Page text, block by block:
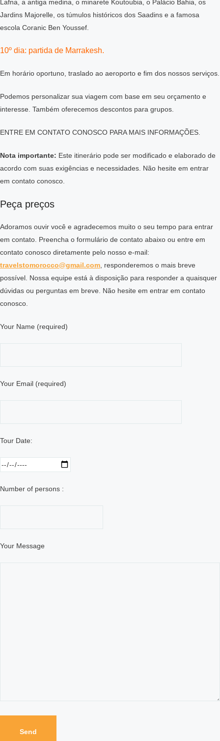
Lafna, a antiga medina, o minarete Koutoubia, o Palácio Bahia, os
Jardins Majorelle, os túmulos históricos dos Saadins e a famosa
escola Coranic Ben Youssef.
10º dia: partida de Marrakesh.
Em horário oportuno, traslado ao aeroporto e fim dos nossos serviços.
Podemos personalizar sua viagem com base em seu orçamento e
interesse. Também oferecemos descontos para grupos.
ENTRE EM CONTATO CONOSCO PARA MAIS INFORMAÇÕES.
Nota importante: Este itinerário pode ser modificado e elaborado de
acordo com suas exigências e necessidades. Não hesite em entrar
em contato conosco.
Peça preços
Adoramos ouvir você e agradecemos muito o seu tempo para entrar
em contato. Preencha o formulário de contato abaixo ou entre em
contato conosco diretamente pelo nosso e-mail:
travelstomorocco@gmail.com , responderemos o mais breve
possível. Nossa equipe está à disposição para responder a quaisquer
dúvidas ou perguntas em breve. Não hesite em entrar em contato
conosco.
Your Name (required)
Your Email (required)
Tour Date:
Number of persons :
Your Message